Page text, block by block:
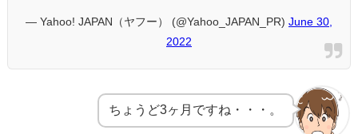
— Yahoo! JAPAN（ヤフー） (@Yahoo_JAPAN_PR) June 30,
2022
ちょうど3ヶ月ですね・・・。